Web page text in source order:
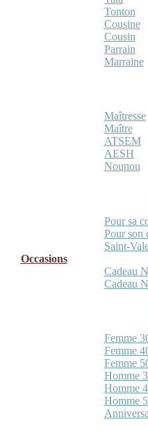
Tonton
Cousine
Cousin
Parrain
Marraine
Maîtresse
Maître
ATSEM
AESH
Nounou
Pour sa
Pour son
Saint-
Occasions
Cadeau
Cadeau
Femme
Femme
Femme
Homme
Homme
Homme